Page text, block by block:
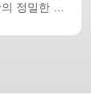
정밀한 구
재다능한 도